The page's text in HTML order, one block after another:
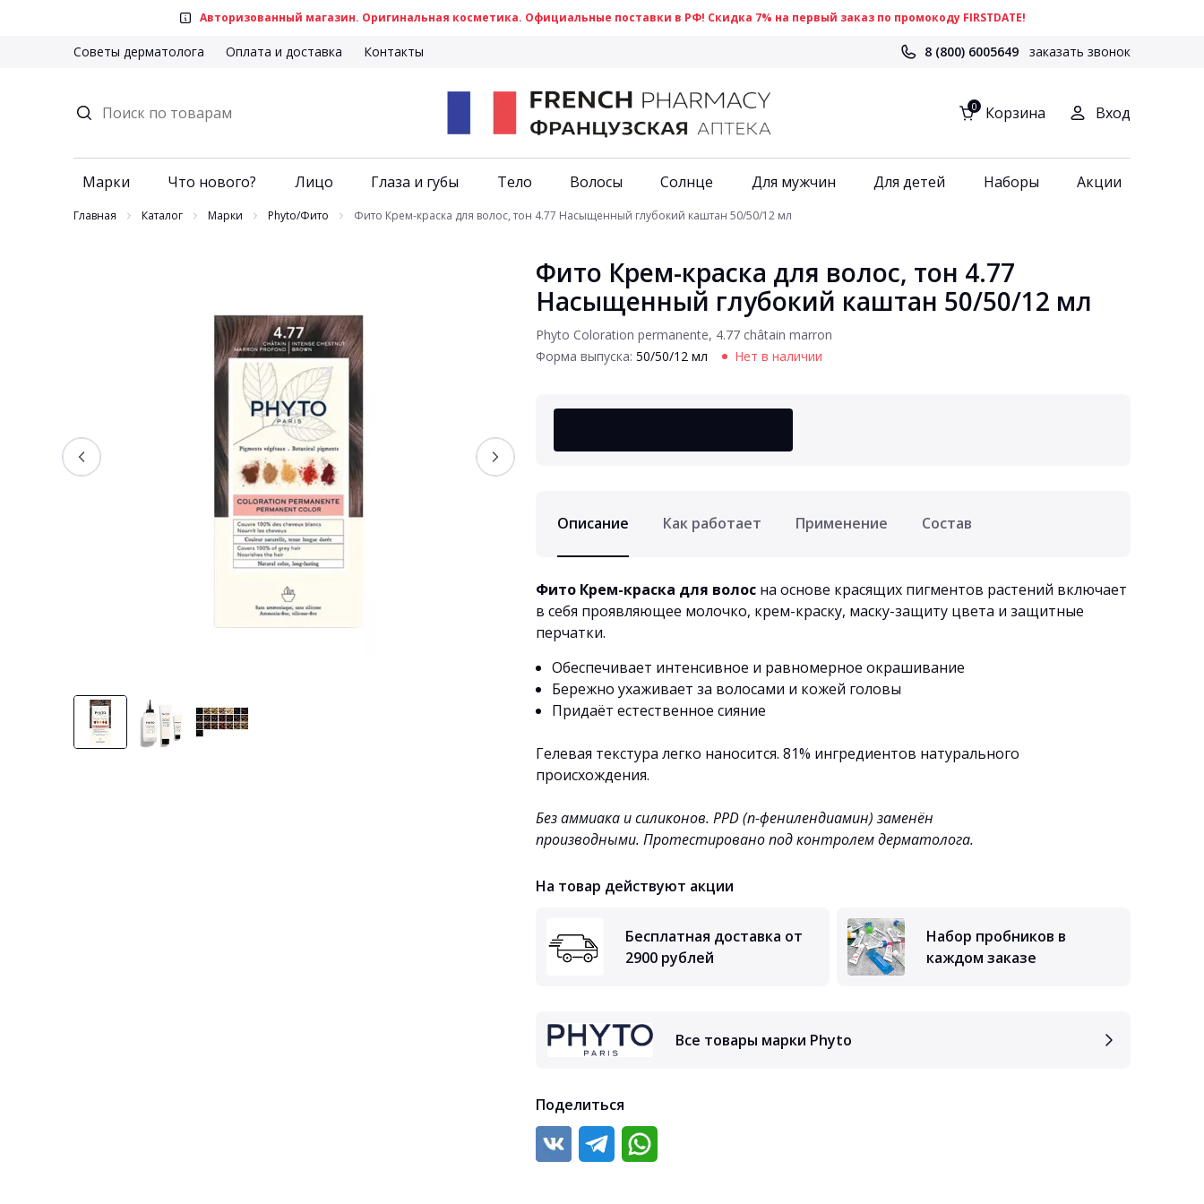
Авторизованный магазин. Оригинальная косметика. Официальные поставки в РФ! Скидка 7% на первый заказ по промокоду FIRSTDATE!
Советы дерматолога Оплата и доставка Контакты 8 (800) 6005649 заказать звонок
0 Корзина Вход
Марки Что нового? Лицо Глаза и губы Тело Волосы Солнце Для мужчин Для детей Наборы Акции
Главная Каталог Марки Phyto/Фито Фито Крем-краска для волос, тон 4.77 Насыщенный глубокий каштан 50/50/12 мл
Фито Крем-краска для волос, тон 4.77
Насыщенный глубокий каштан 50/50/12 мл
Phyto Coloration permanente, 4.77 châtain marron
Форма выпуска: 50/50/12 мл Нет в наличии
Описание Как работает Применение Состав
Фито Крем-краска для волос на основе красящих пигментов растений включает
в себя проявляющее молочко, крем-краску, маску-защиту цвета и защитные
перчатки.
Обеспечивает интенсивное и равномерное окрашивание
Бережно ухаживает за волосами и кожей головы
Придаёт естественное сияние
Гелевая текстура легко наносится. 81% ингредиентов натурального
происхождения.
Без аммиака и силиконов. PPD (п-фенилендиамин) заменён
производными. Протестировано под контролем дерматолога.
На товар действуют акции
Бесплатная доставка от
2900 рублей
Набор пробников в
каждом заказе
Все товары марки Phyto
Поделиться